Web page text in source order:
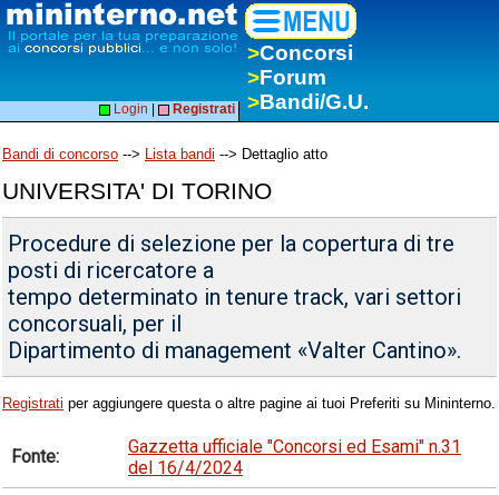
>Concorsi
>Forum
>Bandi/G.U.
Login Registrati
Bandi di concorso --> Lista bandi --> Dettaglio atto
UNIVERSITA' DI TORINO
Procedure di selezione per la copertura di tre
posti di ricercatore a
tempo determinato in tenure track, vari settori
concorsuali, per il
Dipartimento di management «Valter Cantino».
Registrati per aggiungere questa o altre pagine ai tuoi Preferiti su Mininterno.
Fonte:
Gazzetta ufficiale "Concorsi ed Esami" n.31
del 16/4/2024